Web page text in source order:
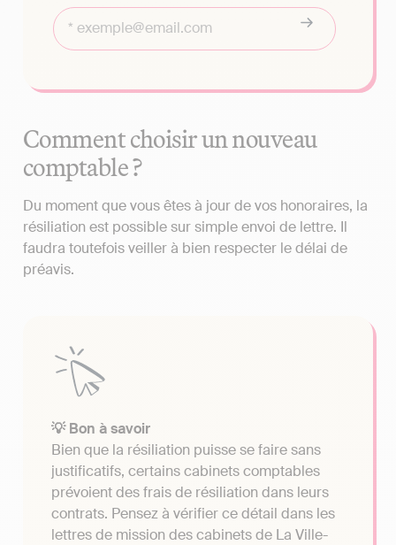
Comment choisir un nouveau
comptable ?
Du moment que vous êtes à jour de vos honoraires, la
résiliation est possible sur simple envoi de lettre. Il
faudra toutefois veiller à bien respecter le délai de
préavis.
💡 Bon à savoir
Bien que la résiliation puisse se faire sans
justificatifs, certains cabinets comptables
prévoient des frais de résiliation dans leurs
contrats. Pensez à vérifier ce détail dans les
lettres de mission des cabinets de La Ville-